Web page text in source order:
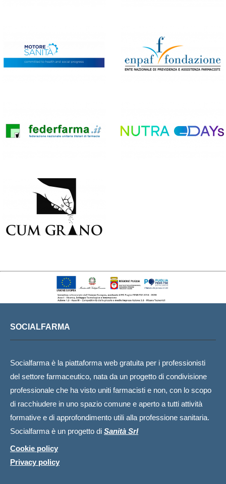
SOCIALFARMA
Socialfarma è la piattaforma web gratuita per i professionisti
del settore farmaceutico, nata da un progetto di condivisione
professionale che ha visto uniti farmacisti e non, con lo scopo
di racchiudere in uno spazio comune e aperto a tutti attività
formative e di approfondimento utili alla professione sanitaria.
Socialfarma è un progetto di Sanità Srl
Cookie policy
Privacy policy